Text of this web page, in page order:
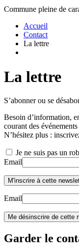
Commune pleine de
Accueil
Contact
La lettre
La lettre
S’abonner ou se
Besoin d’information,
courant des
N’hésitez plus :
Je ne suis pas un
Email
Email
Garder le